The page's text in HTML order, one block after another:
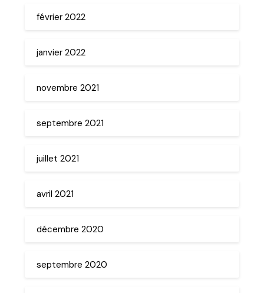
février 2022
janvier 2022
novembre 2021
septembre 2021
juillet 2021
avril 2021
décembre 2020
septembre 2020